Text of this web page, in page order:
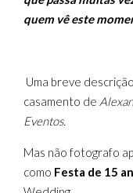
quem vê este
Uma breve
casamento de
Eventos.
Mas não fotografo
como Festa de 15